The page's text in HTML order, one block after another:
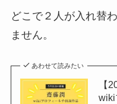
どこで２人が入れ替
ません。
あわせて読みたい
【
wiki